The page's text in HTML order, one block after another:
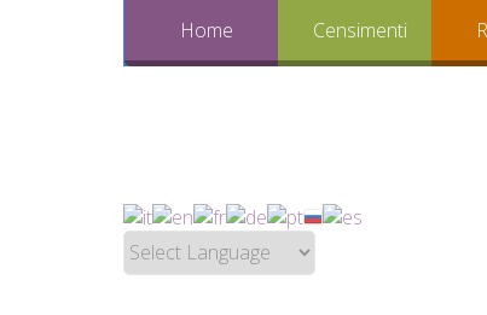
Home Censimenti